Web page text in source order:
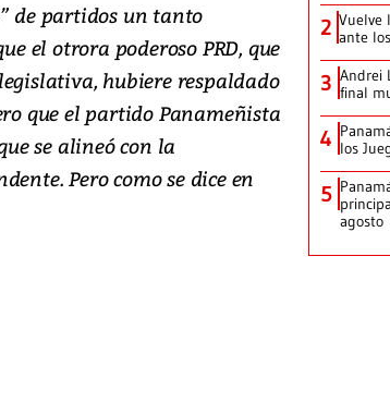
de partidos un tanto
el otrora poderoso PRD, que
hubiere respaldado
que el partido Panameñista
se alineó con la
Pero como se dice en
2 Vuelve
ante
3 Andrei
final
4 los
5
agosto